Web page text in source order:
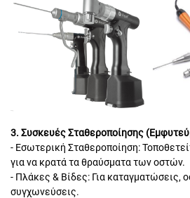
3. Συσκευές Σταθεροποίησης
- Εσωτερική Σταθεροποίηση:
για να κρατά τα θραύσματα των οστών.
- Πλάκες & Βίδες: Για καταγματώσεις,
συγχωνεύσεις.